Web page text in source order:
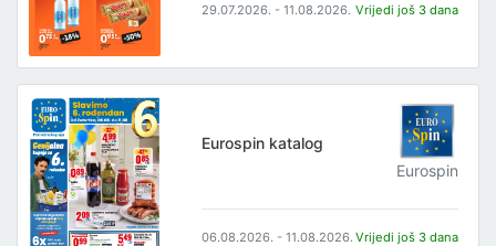
29.07.2026. - 11.08.2026. Vrijedi još 3 dana
Eurospin katalog
Eurospin
06.08.2026. - 11.08.2026. Vrijedi još 3 dana